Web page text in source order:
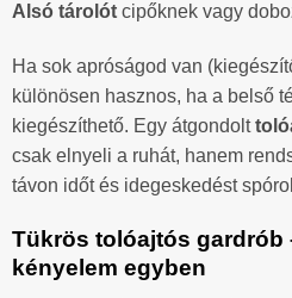
Alsó tárolót cipőknek vagy
Ha sok apróságod van
különösen hasznos, ha a belső
kiegészíthető. Egy átgondolt
csak elnyeli a ruhát, hanem
távon időt és idegeskedést
Tükrös tolóajtós gardrób
kényelem egyben